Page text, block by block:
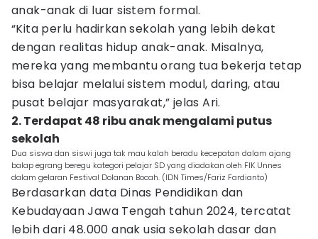
anak-anak di luar sistem formal.
“Kita perlu hadirkan sekolah yang lebih dekat
dengan realitas hidup anak-anak. Misalnya,
mereka yang membantu orang tua bekerja tetap
bisa belajar melalui sistem modul, daring, atau
pusat belajar masyarakat,” jelas Ari.
2. Terdapat 48 ribu anak mengalami putus
sekolah
Dua siswa dan siswi juga tak mau kalah beradu kecepatan dalam ajang
balap egrang beregu kategori pelajar SD yang diadakan oleh FIK Unnes
dalam gelaran Festival Dolanan Bocah. (IDN Times/Fariz Fardianto)
Berdasarkan data Dinas Pendidikan dan
Kebudayaan Jawa Tengah tahun 2024, tercatat
lebih dari 48.000 anak usia sekolah dasar dan